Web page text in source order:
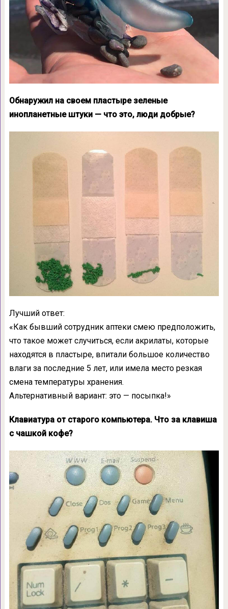
Обнаружил на своем пластыре зеленые
инопланетные штуки — что это, люди добрые?
Лучший ответ:
«Как бывший сотрудник аптеки смею предположить,
что такое может случиться, если акрилаты, которые
находятся в пластыре, впитали большое количество
влаги за последние 5 лет, или имела место резкая
смена температуры хранения.
Альтернативный вариант: это — посыпка!»
Клавиатура от старого компьютера. Что за клавиша
с чашкой кофе?